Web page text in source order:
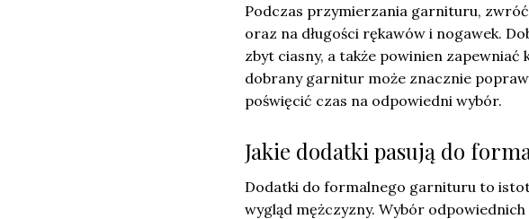
Podczas przymierzania garnituru,
oraz na długości rękawów i nogawek.
zbyt ciasny, a także powinien
dobrany garnitur może znacznie
poświęcić czas na odpowiedni wybór.
Jakie dodatki pasują do
Dodatki do formalnego garnituru to
wygląd mężczyzny. Wybór